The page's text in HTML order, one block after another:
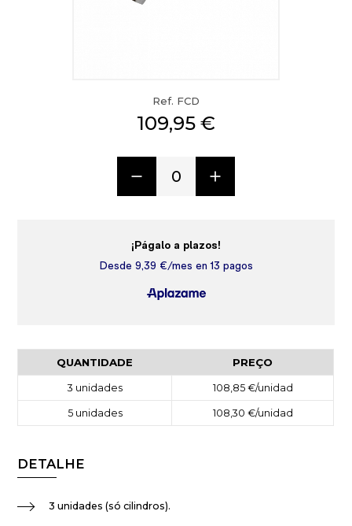
Ref. FCD
109,95 €
0
QUANTIDADE PREÇO
3 unidades 108,85 €/unidad
5unidades 108,30 €/unidad
DETALHE
3 unidades (só cilindros).